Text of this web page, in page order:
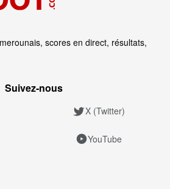
scores en direct, résultats,
Suivez‑nous
X (Twitter)
YouTube